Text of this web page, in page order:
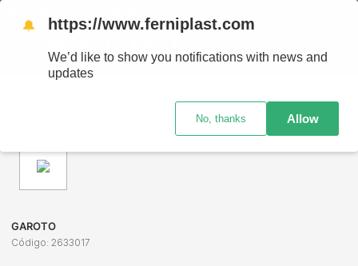
GAROTO
Código:2633017
🔔 https://www.ferniplast.com
We’d like to show you notifications with news and
updates
No, thanks Allow